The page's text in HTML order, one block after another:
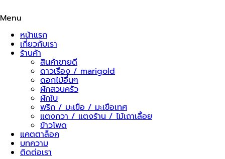
Menu
หน้าแรก
เกี่ยวกับเรา
ร้านค้า
สินค้าขายดี
ดาวเรือง / marigold
ดอกไม้อื่นๆ
ผักสวนครัว
ผักใบ
พริก / มะเขือ / มะเขือเทศ
แตงกวา / แตงร้าน / ไม้เถาเลื้อย
ข้าวโพด
แคตตาล็อค
บทความ
ติดต่อเรา